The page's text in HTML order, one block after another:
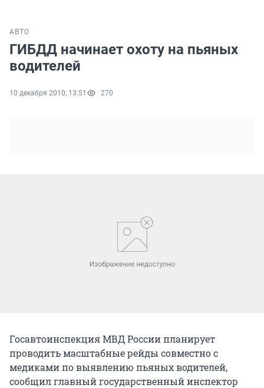
АВТО
ГИБДД начинает охоту на пьяных
водителей
10 декабря 2010, 13:51 270
Госавтоинспекция МВД России планирует
проводить масштабные рейды совместно с
медиками по выявлению пьяных водителей,
сообщил главный государственный инспектор